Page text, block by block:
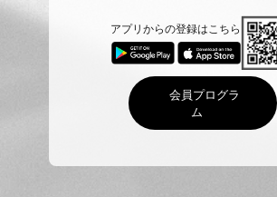
会員プログラ
ム
アプリからの登録はこちら